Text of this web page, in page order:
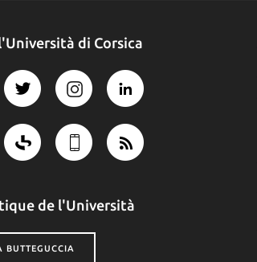
di Corsica
de l'Università
BUTTEGUCCIA